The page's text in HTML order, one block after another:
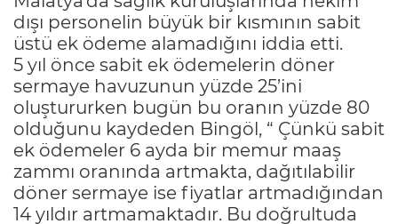
dışı personelin büyük bir kısmının sabit
üstü ek ödeme alamadığını iddia etti.
5 yıl önce sabit ek ödemelerin döner
sermaye havuzunun yüzde 25’ini
oluştururken bugün bu oranın yüzde 80
olduğunu kaydeden Bingöl, “ Çünkü sabit
ek ödemeler 6 ayda bir memur maaş
zammı oranında artmakta, dağıtılabilir
döner sermaye ise fiyatlar artmadığından
14 yıldır artmamaktadır. Bu doğrultuda